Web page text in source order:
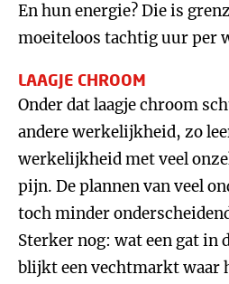
En hun energie? Die is
moeiteloos tachtig uur per
LAAGJE CHROOM
Onder dat laagje chroom
andere werkelijkheid, zo
werkelijkheid met veel
pijn. De plannen van veel
toch minder
Sterker nog: wat een gat in
blijkt een vechtmarkt waar